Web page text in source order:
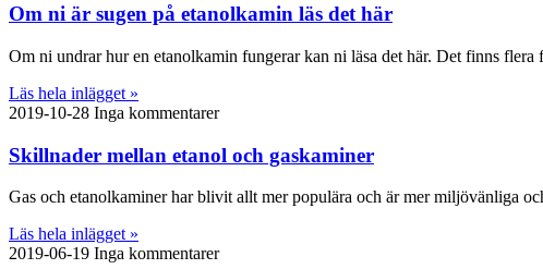
Om ni är sugen på etanolkamin läs det här
Om ni undrar hur en etanolkamin fungerar kan ni läsa det här. Det finns
Läs hela inlägget »
2019-10-28 Inga kommentarer
Skillnader mellan etanol och gaskaminer
Gas och etanolkaminer har blivit allt mer populära och är mer miljövänliga
Läs hela inlägget »
2019-06-19 Inga kommentarer